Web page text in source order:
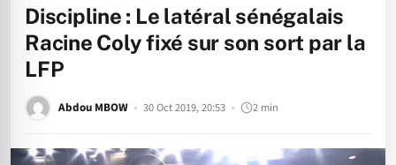
Discipline : Le latéral sénégalais
Racine Coly fixé sur son sort par la
LFP
Abdou MBOW 30 Oct 2019, 20:53 2 min